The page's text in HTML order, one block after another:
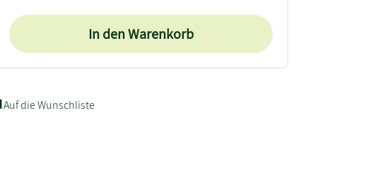
In den Warenkorb
Auf die Wunschliste